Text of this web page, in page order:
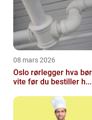
08 mars 2026
Oslo rørlegger hva bør du
vite før du bestiller h...